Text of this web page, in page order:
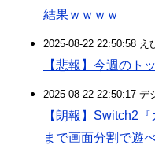
結果ｗｗｗｗ
2025-08-22 22:50:58 え
【悲報】今週のト
2025-08-22 22:50:17 デ
【朗報】Switch2
まで画面分割で遊